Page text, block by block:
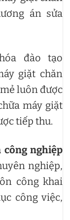
án sửa
đào tạo
giặt chăn
luôn được
máy giặt
tiếp thu.
công nghiệp
nghiệp,
công khai
công việc,